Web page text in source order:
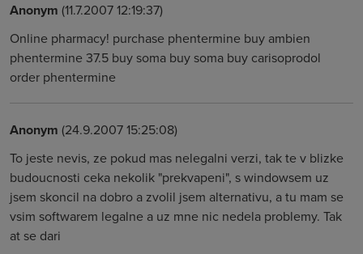
Anonym (11.7.2007 12:19:37)
Online pharmacy! purchase phentermine buy ambien
phentermine 37.5 buy soma buy soma buy carisoprodol
order phentermine
Anonym (24.9.2007 15:25:08)
To jeste nevis, ze pokud mas nelegalni verzi, tak te v blizke
budoucnosti ceka nekolik "prekvapeni", s windowsem uz
jsem skoncil na dobro a zvolil jsem alternativu, a tu mam se
vsim softwarem legalne a uz mne nic nedela problemy. Tak
at se dari